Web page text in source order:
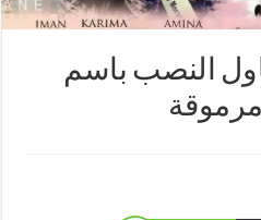
النصب باسم
مرموقة